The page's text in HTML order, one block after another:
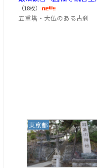
（18枚）
五重塔・大仏のある古刹
東京都